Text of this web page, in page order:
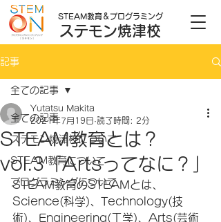
STEAM教育＆プログラミング
ステモン焼津校
記事
全ての記事
ステモン焼津校について
STEAM教育について
プログラミングについて
全ての記事
STEAM教育とは？
vol.3「Artsってなに？」
Yutatsu Makita
2021年7月19日 読了時間: 2分
STEAM教育のSTEAMとは、
Science(科学)、Technology(技
術)、Engineering(工学)、Arts(芸術